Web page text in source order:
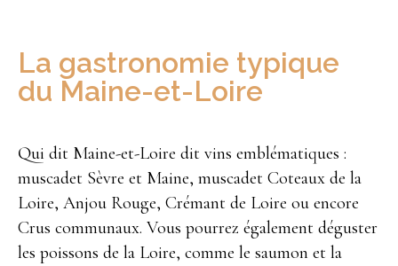
La gastronomie typique
du Maine-et-Loire
Qui dit Maine-et-Loire dit vins emblématiques :
muscadet Sèvre et Maine, muscadet Coteaux de la
Loire, Anjou Rouge, Crémant de Loire ou encore
Crus communaux. Vous pourrez également déguster
les poissons de la Loire, comme le saumon et la